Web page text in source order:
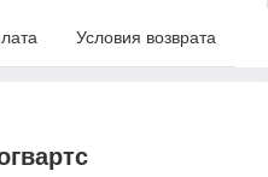
Условия возврата